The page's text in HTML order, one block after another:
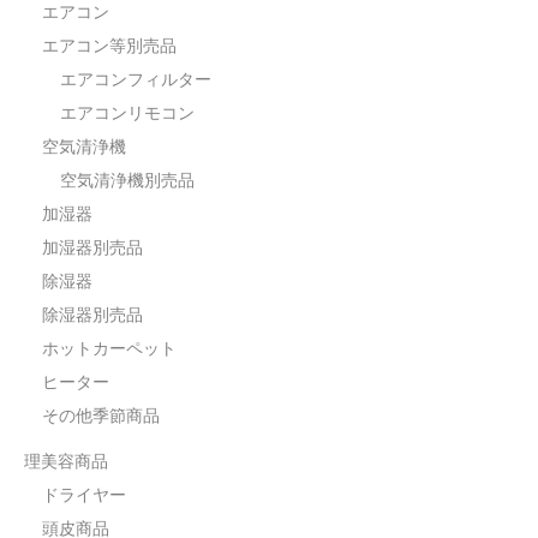
エアコン
エアコン等別売品
エアコンフィルター
エアコンリモコン
空気清浄機
空気清浄機別売品
加湿器
加湿器別売品
除湿器
除湿器別売品
ホットカーペット
ヒーター
その他季節商品
理美容商品
ドライヤー
頭皮商品